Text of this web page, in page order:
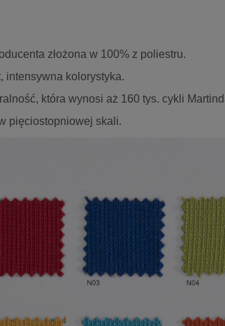
złożona w 100% z poliestru.
intensywna kolorystyka.
która wynosi aż 160 tys. cykli
pięciostopniowej skali.